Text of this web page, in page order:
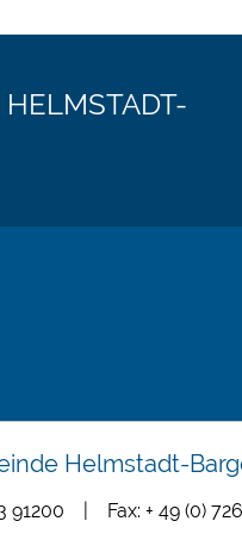
Helmstadt-
91200 | Fax: + 49 (0)